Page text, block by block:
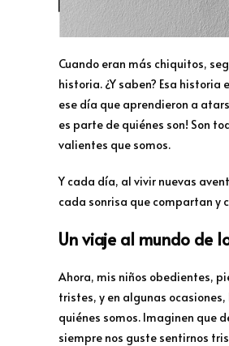
Cuando eran más chiquitos,
historia. ¿Y saben? Esa
ese día que aprendieron a
es parte de quiénes son! Son
valientes que somos.
Y cada día, al vivir nuevas
cada sonrisa que compartan y
Un viaje al mundo de
Ahora, mis niños obedientes,
tristes, y en algunas
quiénes somos. Imaginen que
siempre nos guste sentirnos